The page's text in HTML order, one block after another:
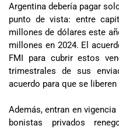
Argentina debería pagar
punto de vista: entre
millones de dólares este
millones en 2024. El
FMI para cubrir estos
trimestrales de sus
acuerdo para que se
Además, entran en
bonistas privados